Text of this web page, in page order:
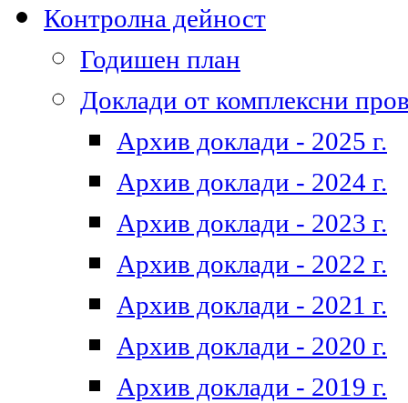
Контролна дейност
Годишен план
Доклади от комплексни
Архив доклади - 2025 г.
Архив доклади - 2024 г.
Архив доклади - 2023 г.
Архив доклади - 2022 г.
Архив доклади - 2021 г.
Архив доклади - 2020 г.
Архив доклади - 2019 г.